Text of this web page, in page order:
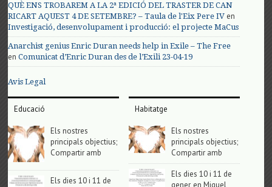
QUÈ ENS TROBAREM A LA 2ª EDICIÓ DEL TRASTER DE CAN
RICART AQUEST 4 DE SETEMBRE? – Taula de l'Eix Pere IV en
Investigació, desenvolupament i producció: el projecte MaCus
Anarchist genius Enric Duran needs help in Exile – The Free
enComunicat d’Enric Duran des de l’Exili 23-04-19
Avis Legal
Educació
Els nostres
principals objectius;
Compartir amb
Els dies 10 i 11 de
Habitatge
Els nostres
principals objectius;
Compartir amb
Els dies 10 i 11 de